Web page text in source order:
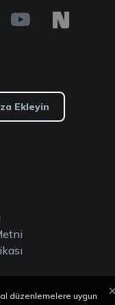
Ekleyin
düzenlemelere uygun